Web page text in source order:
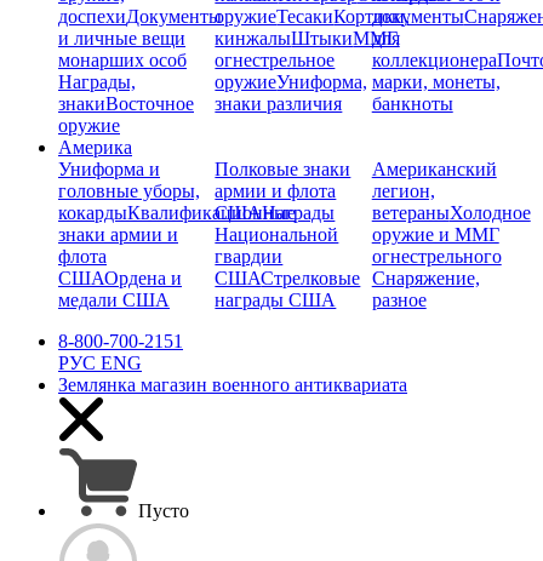
доспехиДокументы
и личные вещи
монарших особ
Награды,
знакиВосточное
оружие
оружиеТесакиКортики,
кинжалыШтыкиММГ,
огнестрельное
оружиеУниформа,
знаки различия
документы
для
коллекционера
марки, монеты,
банкноты
Америка
Униформа и
головные уборы,
кокардыКвалификационные
знаки армии и
флота
СШАОрдена и
медали США
Полковые знаки
армии и флота
СШАНаграды
Национальной
гвардии
СШАСтрелковые
награды США
Американский
легион,
ветераныХолодное
оружие и ММГ
огнестрельного
Снаряжение,
разное
8-800-700-2151
РУС ENG
Землянка магазин военного антиквариата
Пусто